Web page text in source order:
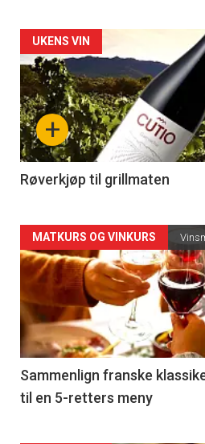
Forsiden
akkurat
nå
-
4
+
UKENS VIN
Røverkjøp til grillmaten
Forsiden
akkurat
nå
-
5
MATKURS OG VINKURS
Sammenlign franske
til en 5-retters meny